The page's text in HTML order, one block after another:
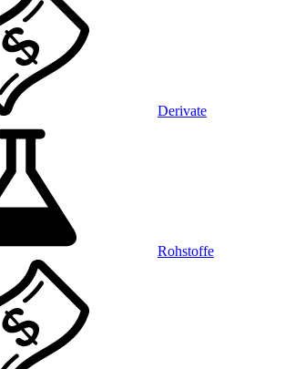
Derivate
Rohstoffe